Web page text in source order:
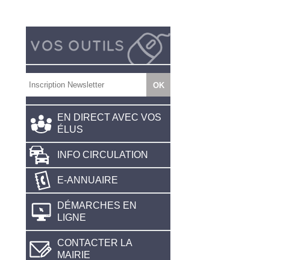
EN DIRECT AVEC VOS
ÉLUS
INFO CIRCULATION
E-ANNUAIRE
DÉMARCHES EN
LIGNE
CONTACTER LA
MAIRIE